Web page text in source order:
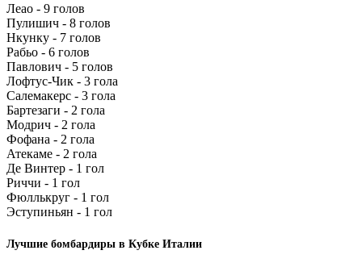
Леао - 9 голов
Пулишич - 8 голов
Нкунку - 7 голов
Рабьо - 6 голов
Павлович - 5 голов
Лофтус-Чик - 3 гола
Салемакерс - 3 гола
Бартезаги - 2 гола
Модрич - 2 гола
Фофана - 2 гола
Атекаме - 2 гола
Де Винтер - 1 гол
Риччи - 1 гол
Фюллькруг - 1 гол
Эступиньян - 1 гол
Лучшие бомбардиры в Кубке Италии